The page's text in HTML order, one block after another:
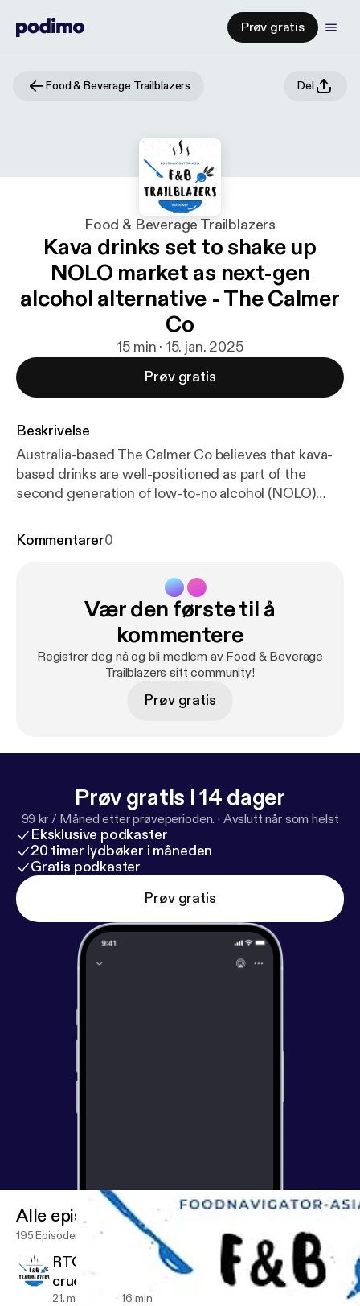
Prøv gratis
Food & Beverage Trailblazers Del
Food & Beverage Trailblazers
Kava drinks set to shake up
NOLO market as next-gen
alcohol alternative - The Calmer
Co
15 min · 15. jan. 2025
Prøv gratis
Beskrivelse
Australia-based The Calmer Co believes that kava-
based drinks are well-positioned as part of the
second generation of low-to-no alcohol (NOLO)
in addition to being an alternative to booze.
Kommentarer0
Vær den første til å
kommentere
Registrer deg nå og bli medlem av Food & Beverage
Trailblazers sitt community!
Prøv gratis
Prøv gratis i 14 dager
99 kr / Måned etter prøveperioden. · Avslutt når som helst
Eksklusive podkaster
20 timer lydbøker i måneden
Gratis podkaster
Prøv gratis
Alle episoder
195 Episoder
RTC pastes: Culture and convenience combo
crucial to entice young Asian consumers
21. mai 2025 16 min